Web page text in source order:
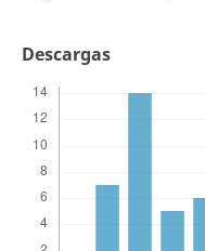
Descargas